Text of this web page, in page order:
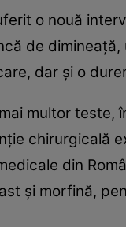
o nouă
de
dar și o
multor
chirurgicală
din
și morfină,